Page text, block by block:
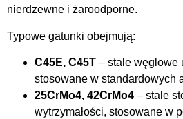
nierdzewne i żaroodporne.
Typowe gatunki obejmują:
C45E, C45T – stale węglowe
stosowane w standardowych
25CrMo4, 42CrMo4 – stale
wytrzymałości, stosowane w